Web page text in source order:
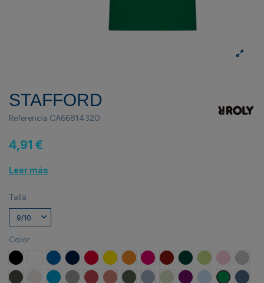
STAFFORD
Referencia CA66814320
4,91 €
Leer más
Talla
Color
NEGRO BLANCOROYAL MARINOROJO AMARILLONARANJAROSETONGRANATEVERDE BOTELLA
VERDE OASIS
ROSAGRIS
PLOMO OSCURO
BLANCO VINTAGE
TURQUESA
OPALO ROJO CRISANTEMO
NARANJA CLAY
VERDE AVENTURA
AZUL ZENVERDE MISTPURPURACELESTEVERDE